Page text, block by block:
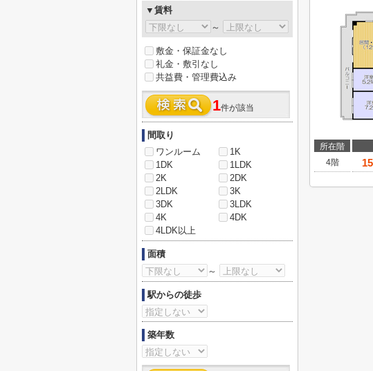
所在階
4階
▼賃料
～
敷金・保証金なし
礼金・敷引なし
共益費・管理費込み
1件が該当
間取り
ワンルーム
1K
1DK
1LDK
2K
2DK
2LDK
3K
3DK
3LDK
4K
4DK
4LDK以上
面積
～
駅からの徒歩
築年数